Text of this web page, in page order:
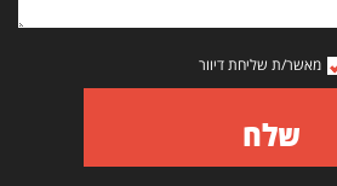
מאשר/ת שליחת דיוור
שלח